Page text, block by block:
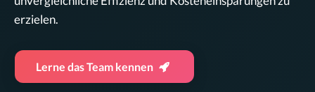
erzielen.
Lerne das Team kennen